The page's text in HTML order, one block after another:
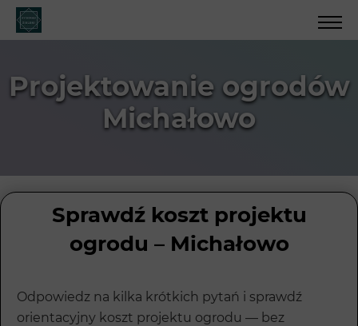
Projektowanie ogrodów
Michałowo
Sprawdź koszt projektu
ogrodu – Michałowo
Odpowiedz na kilka krótkich pytań i sprawdź
orientacyjny koszt projektu ogrodu — bez